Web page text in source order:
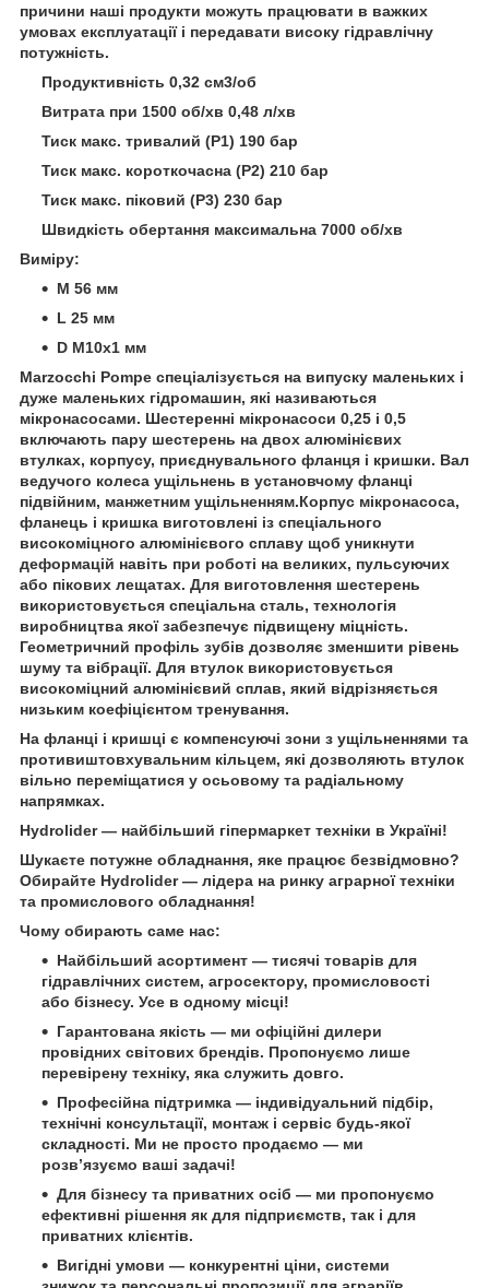
причини наші продукти можуть працювати в важких
умовах експлуатації і передавати високу гідравлічну
потужність.
Продуктивність 0,32 см3/об
Витрата при 1500 об/хв 0,48 л/хв
Тиск макс. тривалий (Р1) 190 бар
Тиск макс. короткочасна (Р2) 210 бар
Тиск макс. піковий (Р3) 230 бар
Швидкість обертання максимальна 7000 об/хв
Виміру:
M 56 мм
L 25 мм
D М10х1 мм
Marzocchi Pompe спеціалізується на випуску маленьких і
дуже маленьких гідромашин, які називаються
мікронасосами. Шестеренні мікронасоси 0,25 і 0,5
включають пару шестерень на двох алюмінієвих
втулках, корпусу, приєднувального фланця і кришки. Вал
ведучого колеса ущільнень в установчому фланці
підвійним, манжетним ущільненням.Корпус мікронасоса,
фланець і кришка виготовлені із спеціального
високоміцного алюмінієвого сплаву щоб уникнути
деформацій навіть при роботі на великих, пульсуючих
або пікових лещатах. Для виготовлення шестерень
використовується спеціальна сталь, технологія
виробництва якої забезпечує підвищену міцність.
Геометричний профіль зубів дозволяє зменшити рівень
шуму та вібрації. Для втулок використовується
високоміцний алюмінієвий сплав, який відрізняється
низьким коефіцієнтом тренування.
На фланці і кришці є компенсуючі зони з ущільненнями та
противиштовхувальним кільцем, які дозволяють втулок
вільно переміщатися у осьовому та радіальному
напрямках.
Hydrolider— найбільший гіпермаркет техніки в Україні!
Шукаєте потужне обладнання, яке працює безвідмовно?
Обирайте Hydrolider— лідера на ринку аграрної техніки
та промислового обладнання!
Чому обирають саме нас:
Найбільший асортимент — тисячі товарів для
гідравлічних систем, агросектору, промисловості
або бізнесу. Усе в одному місці!
Гарантована якість — ми офіційні дилери
провідних світових брендів. Пропонуємо лише
перевірену техніку, яка служить довго.
Професійна підтримка — індивідуальний підбір,
технічні консультації, монтаж і сервіс будь-якої
складності. Ми не просто продаємо — ми
розв’язуємо ваші задачі!
Для бізнесу та приватних осіб — ми пропонуємо
ефективні рішення як для підприємств, так і для
приватних клієнтів.
Вигідні умови — конкурентні ціни, системи